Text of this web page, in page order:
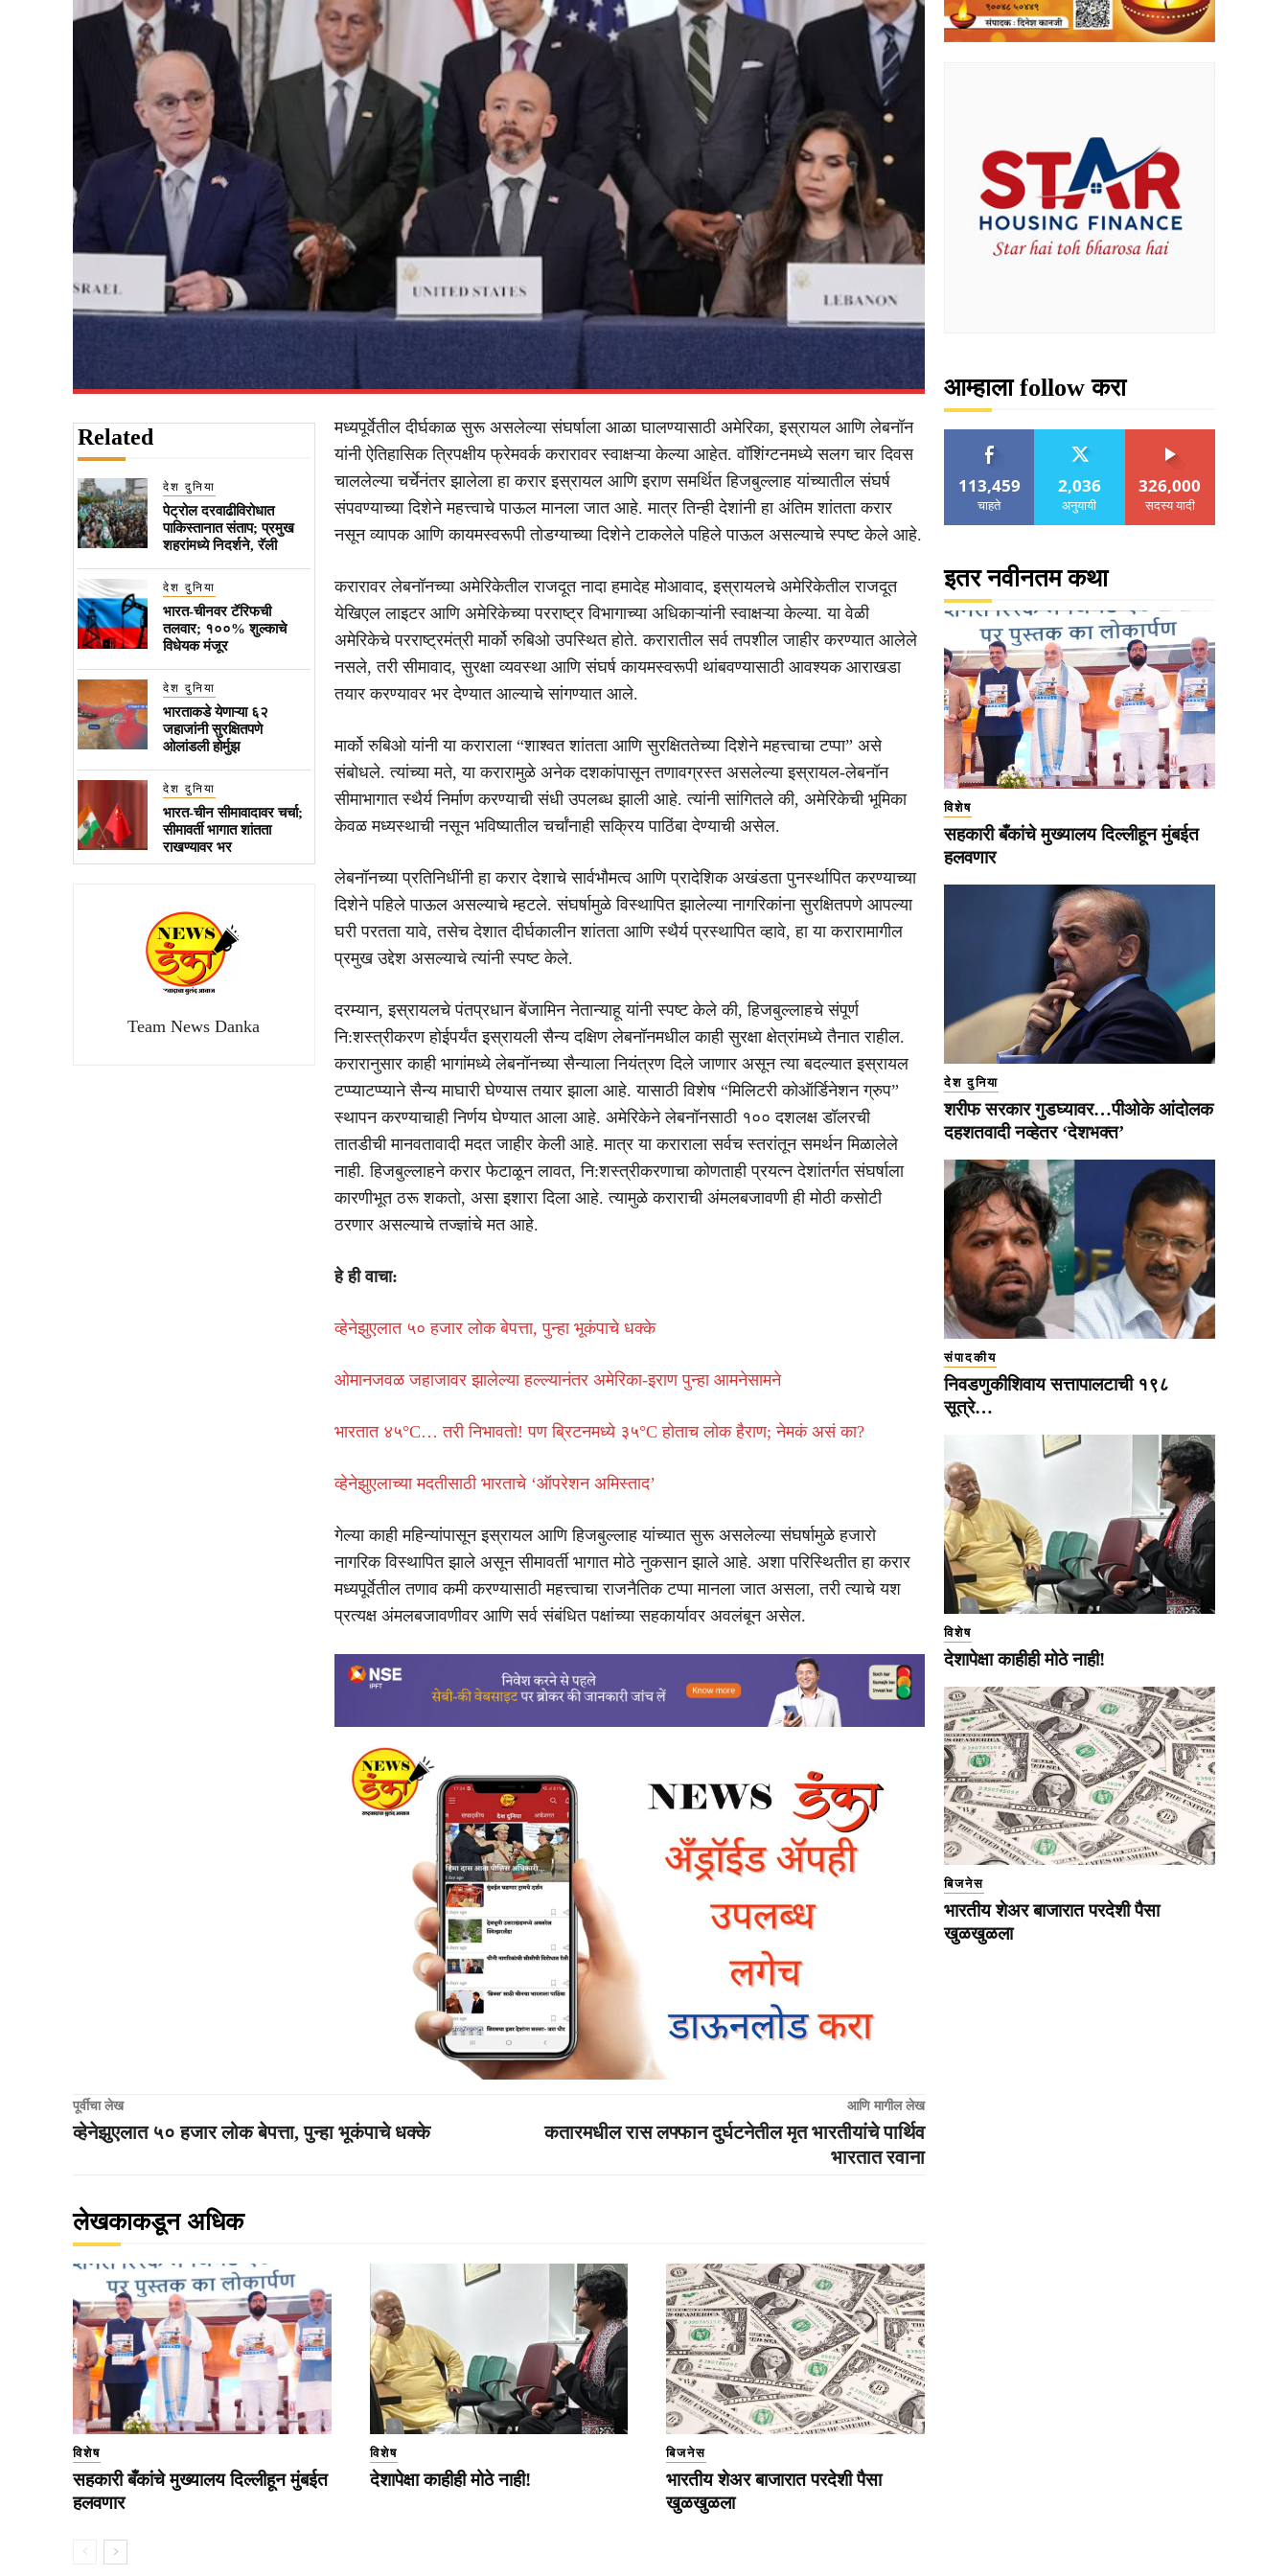
Related
देश दुनिया
पेट्रोल दरवाढीविरोधात
पाकिस्तानात संताप; प्रमुख
शहरांमध्ये निदर्शने, रॅली
देश दुनिया
भारत-चीनवर टॅरिफची
तलवार; १००% शुल्काचे
विधेयक मंजूर
देश दुनिया
भारताकडे येणाऱ्या ६२
जहाजांनी सुरक्षितपणे
ओलांडली होर्मुझ
देश दुनिया
भारत-चीन सीमावादावर चर्चा;
सीमावर्ती भागात शांतता
राखण्यावर भर
Team News Danka
मध्यपूर्वेतील दीर्घकाळ सुरू असलेल्या संघर्षाला आळा घालण्यासाठी अमेरिका, इस्रायल आणि लेबनॉन
यांनी ऐतिहासिक त्रिपक्षीय फ्रेमवर्क करारावर स्वाक्षऱ्या केल्या आहेत. वॉशिंग्टनमध्ये सलग चार दिवस
चाललेल्या चर्चेनंतर झालेला हा करार इस्रायल आणि इराण समर्थित हिजबुल्लाह यांच्यातील संघर्ष
संपवण्याच्या दिशेने महत्त्वाचे पाऊल मानला जात आहे. मात्र तिन्ही देशांनी हा अंतिम शांतता करार
नसून व्यापक आणि कायमस्वरूपी तोडग्याच्या दिशेने टाकलेले पहिले पाऊल असल्याचे स्पष्ट केले आहे.
करारावर लेबनॉनच्या अमेरिकेतील राजदूत नादा हमादेह मोआवाद, इस्रायलचे अमेरिकेतील राजदूत
येखिएल लाइटर आणि अमेरिकेच्या परराष्ट्र विभागाच्या अधिकाऱ्यांनी स्वाक्षऱ्या केल्या. या वेळी
अमेरिकेचे परराष्ट्रमंत्री मार्को रुबिओ उपस्थित होते. करारातील सर्व तपशील जाहीर करण्यात आलेले
नसले, तरी सीमावाद, सुरक्षा व्यवस्था आणि संघर्ष कायमस्वरूपी थांबवण्यासाठी आवश्यक आराखडा
तयार करण्यावर भर देण्यात आल्याचे सांगण्यात आले.
मार्को रुबिओ यांनी या कराराला “शाश्वत शांतता आणि सुरक्षिततेच्या दिशेने महत्त्वाचा टप्पा” असे
संबोधले. त्यांच्या मते, या करारामुळे अनेक दशकांपासून तणावग्रस्त असलेल्या इस्रायल-लेबनॉन
सीमाभागात स्थैर्य निर्माण करण्याची संधी उपलब्ध झाली आहे. त्यांनी सांगितले की, अमेरिकेची भूमिका
केवळ मध्यस्थाची नसून भविष्यातील चर्चांनाही सक्रिय पाठिंबा देण्याची असेल.
लेबनॉनच्या प्रतिनिधींनी हा करार देशाचे सार्वभौमत्व आणि प्रादेशिक अखंडता पुनर्स्थापित करण्याच्या
दिशेने पहिले पाऊल असल्याचे म्हटले. संघर्षामुळे विस्थापित झालेल्या नागरिकांना सुरक्षितपणे आपल्या
घरी परतता यावे, तसेच देशात दीर्घकालीन शांतता आणि स्थैर्य प्रस्थापित व्हावे, हा या करारामागील
प्रमुख उद्देश असल्याचे त्यांनी स्पष्ट केले.
दरम्यान, इस्रायलचे पंतप्रधान बेंजामिन नेतान्याहू यांनी स्पष्ट केले की, हिजबुल्लाहचे संपूर्ण
नि:शस्त्रीकरण होईपर्यंत इस्रायली सैन्य दक्षिण लेबनॉनमधील काही सुरक्षा क्षेत्रांमध्ये तैनात राहील.
करारानुसार काही भागांमध्ये लेबनॉनच्या सैन्याला नियंत्रण दिले जाणार असून त्या बदल्यात इस्रायल
टप्प्याटप्प्याने सैन्य माघारी घेण्यास तयार झाला आहे. यासाठी विशेष “मिलिटरी कोऑर्डिनेशन ग्रुप”
स्थापन करण्याचाही निर्णय घेण्यात आला आहे. अमेरिकेने लेबनॉनसाठी १०० दशलक्ष डॉलरची
तातडीची मानवतावादी मदत जाहीर केली आहे. मात्र या कराराला सर्वच स्तरांतून समर्थन मिळालेले
नाही. हिजबुल्लाहने करार फेटाळून लावत, नि:शस्त्रीकरणाचा कोणताही प्रयत्न देशांतर्गत संघर्षाला
कारणीभूत ठरू शकतो, असा इशारा दिला आहे. त्यामुळे कराराची अंमलबजावणी ही मोठी कसोटी
ठरणार असल्याचे तज्ज्ञांचे मत आहे.
हे ही वाचा:
व्हेनेझुएलात ५० हजार लोक बेपत्ता, पुन्हा भूकंपाचे धक्के
ओमानजवळ जहाजावर झालेल्या हल्ल्यानंतर अमेरिका-इराण पुन्हा आमनेसामने
भारतात ४५°C… तरी निभावतो! पण ब्रिटनमध्ये ३५°C होताच लोक हैराण; नेमकं असं का?
व्हेनेझुएलाच्या मदतीसाठी भारताचे ‘ऑपरेशन अमिस्ताद’
गेल्या काही महिन्यांपासून इस्रायल आणि हिजबुल्लाह यांच्यात सुरू असलेल्या संघर्षामुळे हजारो
नागरिक विस्थापित झाले असून सीमावर्ती भागात मोठे नुकसान झाले आहे. अशा परिस्थितीत हा करार
मध्यपूर्वेतील तणाव कमी करण्यासाठी महत्त्वाचा राजनैतिक टप्पा मानला जात असला, तरी त्याचे यश
प्रत्यक्ष अंमलबजावणीवर आणि सर्व संबंधित पक्षांच्या सहकार्यावर अवलंबून असेल.
पूर्वीचा लेख
व्हेनेझुएलात ५० हजार लोक बेपत्ता, पुन्हा भूकंपाचे धक्के
आणि मागील लेख
कतारमधील रास लफ्फान दुर्घटनेतील मृत भारतीयांचे पार्थिव
भारतात रवाना
लेखकाकडून अधिक
विशेष
सहकारी बँकांचे मुख्यालय दिल्लीहून मुंबईत
हलवणार
विशेष
देशापेक्षा काहीही मोठे नाही!
बिजनेस
भारतीय शेअर बाजारात परदेशी पैसा
खुळखुळला
आम्हाला follow करा
113,459
चाहते
2,036
अनुयायी
326,000
सदस्य यादी
इतर नवीनतम कथा
विशेष
सहकारी बँकांचे मुख्यालय दिल्लीहून मुंबईत
हलवणार
देश दुनिया
शरीफ सरकार गुडघ्यावर…पीओके आंदोलक
दहशतवादी नव्हेतर ‘देशभक्त’
संपादकीय
निवडणुकीशिवाय सत्तापालटाची १९८
सूत्रे…
विशेष
देशापेक्षा काहीही मोठे नाही!
बिजनेस
भारतीय शेअर बाजारात परदेशी पैसा
खुळखुळला